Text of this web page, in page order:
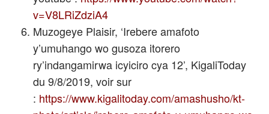
v=V8LRiZdziA4
Muzogeye Plaisir, ‘Irebere amafoto
y’umuhango wo gusoza itorero
ry’indangamirwa icyiciro cya 12’, KigaliToday
du 9/8/2019, voir sur
: https://www.kigalitoday.com/amashusho/kt-